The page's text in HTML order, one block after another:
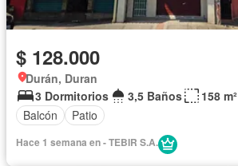
$ 128.000
Durán, Duran
3 Dormitorios
3,5 Baños
158 m²
Balcón
Patio
Hace 1 semana en - TEBIR S.A.